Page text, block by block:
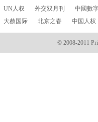
UN人权 外交双月刊
中國數
大赦国际 北京之春 中国人权
© 2008-2011